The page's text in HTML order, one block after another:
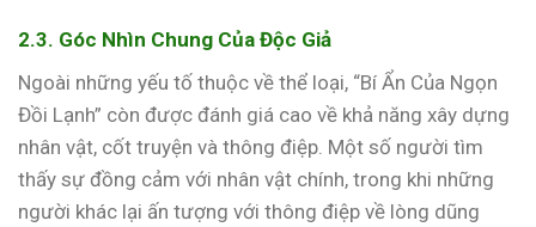
2.3. Góc Nhìn Chung Của Độc Giả
Ngoài những yếu tố thuộc về thể loại, “Bí Ẩn Của Ngọn
Đồi Lạnh” còn được đánh giá cao về khả năng xây dựng
nhân vật, cốt truyện và thông điệp. Một số người tìm
thấy sự đồng cảm với nhân vật chính, trong khi những
người khác lại ấn tượng với thông điệp về lòng dũng